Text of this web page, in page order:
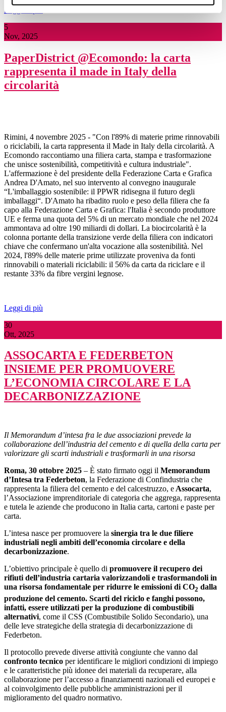
Leggi di più
5
Nov, 2025
PaperDistrict @Ecomondo: la carta
rappresenta il made in Italy della
circolarità
Rimini, 4 novembre 2025 - "Con l'89% di materie prime rinnovabili
o riciclabili, la carta rappresenta il Made in Italy della circolarità. A
Ecomondo raccontiamo una filiera carta, stampa e trasformazione
che unisce sostenibilità, competitività e cultura industriale".
L'affermazione è del presidente della Federazione Carta e Grafica
Andrea D'Amato, nel suo intervento al convegno inaugurale
“L'imballaggio sostenibile: il PPWR ridisegna il futuro degli
imballaggi“. D'Amato ha ribadito ruolo e peso della filiera che fa
capo alla Federazione Carta e Grafica: l'Italia è secondo produttore
UE e ferma una quota del 5% di un mercato mondiale che nel 2024
ammontava ad oltre 190 miliardi di dollari. La biocircolarità è la
colonna portante della transizione verde della filiera con indicatori
chiave che confermano un'alta vocazione alla sostenibilità. Nel
2024, l'89% delle materie prime utilizzate proveniva da fonti
rinnovabili o materiali riciclabili: il 56% da carta da riciclare e il
restante 33% da fibre vergini legnose.
Leggi di più
30
Ott, 2025
ASSOCARTA E FEDERBETON
INSIEME PER PROMUOVERE
L’ECONOMIA CIRCOLARE E LA
DECARBONIZZAZIONE
Il Memorandum d’intesa fra le due associazioni prevede la
collaborazione dell’industria del cemento e di quella della carta per
valorizzare gli scarti industriali e trasformarli in una risorsa
Roma, 30 ottobre 2025 – È stato firmato oggi il Memorandum
d’Intesa tra Federbeton, la Federazione di Confindustria che
rappresenta la filiera del cemento e del calcestruzzo, e Assocarta,
l’Associazione imprenditoriale di categoria che aggrega, rappresenta
e tutela le aziende che producono in Italia carta, cartoni e paste per
carta.
L’intesa nasce per promuovere la sinergia tra le due filiere
industriali negli ambiti dell’economia circolare e della
decarbonizzazione.
L’obiettivo principale è quello di promuovere il recupero dei
rifiuti dell’industria cartaria valorizzandoli e trasformandoli in
una risorsa fondamentale per ridurre le emissioni di CO2 dalla
produzione del cemento. Scarti del riciclo e fanghi possono,
infatti, essere utilizzati per la produzione di combustibili
alternativi, come il CSS (Combustibile Solido Secondario), una
delle leve strategiche della strategia di decarbonizzazione di
Federbeton.
Il protocollo prevede diverse attività congiunte che vanno dal
confronto tecnico per identificare le migliori condizioni di impiego
e le caratteristiche più idonee dei materiali da recuperare, alla
collaborazione per l’accesso a finanziamenti nazionali ed europei e
al coinvolgimento delle pubbliche amministrazioni per il
miglioramento del quadro normativo.